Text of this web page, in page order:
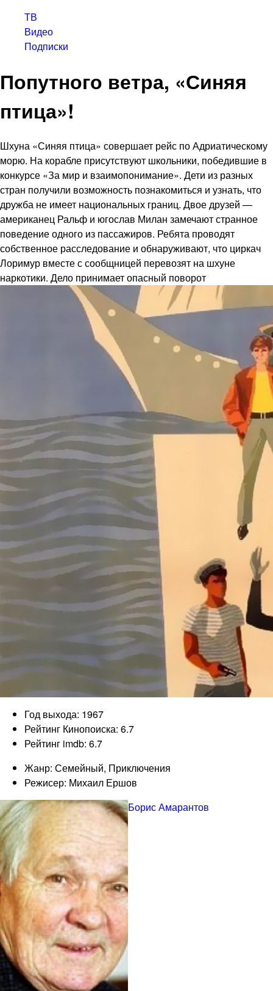
ТВ
Видео
Подписки
Попутного ветра, «Синяя
птица»!
Шхуна «Синяя птица» совершает рейс по Адриатическому
морю. На корабле присутствуют школьники, победившие в
конкурсе «За мир и взаимопонимание». Дети из разных
стран получили возможность познакомиться и узнать, что
дружба не имеет национальных границ. Двое друзей —
американец Ральф и югослав Милан замечают странное
поведение одного из пассажиров. Ребята проводят
собственное расследование и обнаруживают, что циркач
Лоримур вместе с сообщницей перевозят на шхуне
наркотики. Дело принимает опасный поворот
Год выхода: 1967
Рейтинг Кинопоиска: 6.7
Рейтинг imdb: 6.7
Жанр: Семейный, Приключения
Режисер: Михаил Ершов
Борис Амарантов